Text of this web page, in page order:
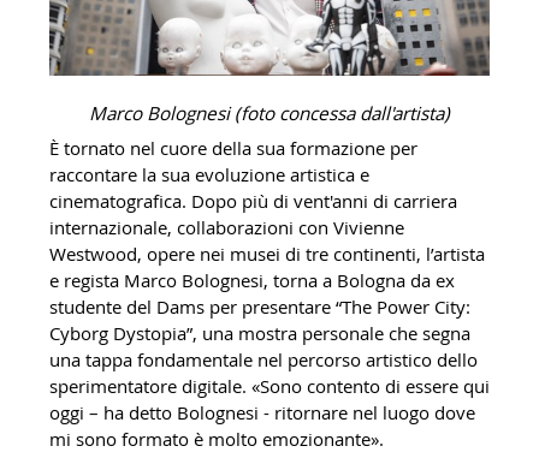
Marco Bolognesi (foto concessa dall'artista)
È tornato nel cuore della sua formazione per
raccontare la sua evoluzione artistica e
cinematografica. Dopo più di vent'anni di carriera
internazionale, collaborazioni con Vivienne
Westwood, opere nei musei di tre continenti, l’artista
e regista Marco Bolognesi, torna a Bologna da ex
studente del Dams per presentare “The Power City:
Cyborg Dystopia”, una mostra personale che segna
una tappa fondamentale nel percorso artistico dello
sperimentatore digitale. «Sono contento di essere qui
oggi – ha detto Bolognesi - ritornare nel luogo dove
mi sono formato è molto emozionante».